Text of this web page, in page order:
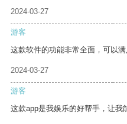
2024-03-27
游客
这款软件的功能非常全面，可以满
2024-03-27
游客
这款app是我娱乐的好帮手，让我